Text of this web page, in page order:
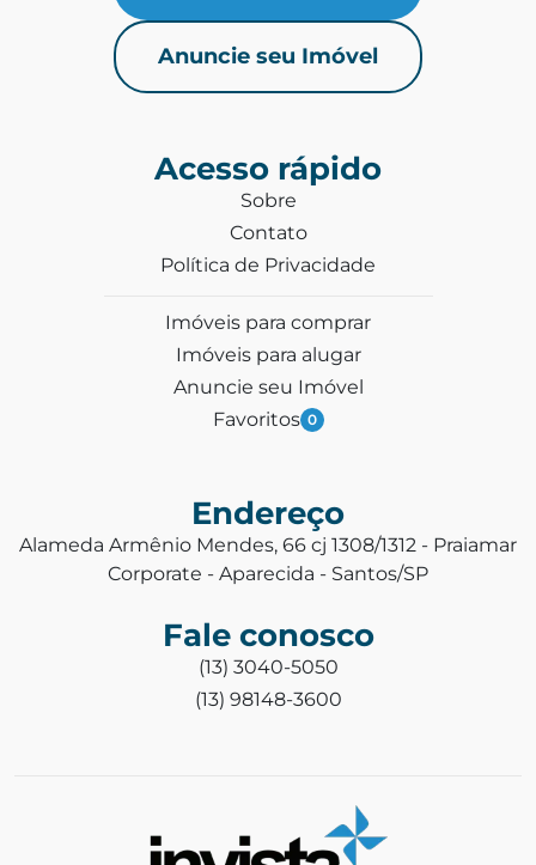
Anuncie seu Imóvel
Acesso rápido
Sobre
Contato
Política de Privacidade
Imóveis para comprar
Imóveis para alugar
Anuncie seu Imóvel
Favoritos 0
Endereço
Alameda Armênio Mendes, 66 cj 1308/1312 - Praiamar
Corporate - Aparecida - Santos/SP
Fale conosco
(13) 3040-5050
(13) 98148-3600